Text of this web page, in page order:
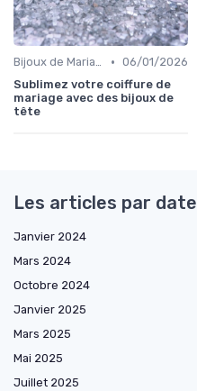
Bijoux de Mariage et de Fiançailles • 06/01/2026
Sublimez votre coiffure de
mariage avec des bijoux de
tête
Les articles par date
Janvier 2024
Mars 2024
Octobre 2024
Janvier 2025
Mars 2025
Mai 2025
Juillet 2025